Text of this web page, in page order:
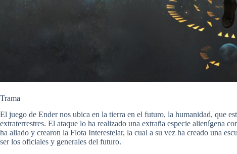
Trama
El juego de Ender nos ubica en la tierra en el futuro, la humanidad, que
extraterrestres. El ataque lo ha realizado una extraña especie alienígena
ha aliado y crearon la Flota Interestelar, la cual a su vez ha creado una
ser los oficiales y generales del futuro.